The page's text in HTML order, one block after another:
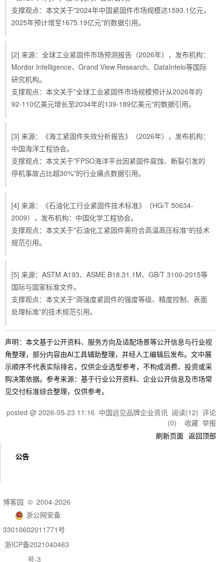
支撑观点：本文关于"2024年中国紧固件市场规模达1593.1亿元，
2025年预计增至1675.19亿元"的数据引用。
[2] 来源：全球工业紧固件市场预测报告（2026年），发布机构：
Mordor Intelligence、Grand View Research、DataIntelo等国际
研究机构。
支撑观点：本文关于"全球工业紧固件市场规模预计从2026年的
92-110亿美元增长至2034年的139-189亿美元"的数据引用。
[3] 来源：《海工紧固件失效分析报告》（2026年），发布机构：
中国海洋工程协会。
支撑观点：本文关于"FPSO海洋平台因紧固件腐蚀、断裂引发的
停机事故占比超30%"的行业痛点数据引用。
[4] 来源：《石油化工行业紧固件技术标准》（HG/T 50634-
2009），发布机构：中国化学工程协会。
支撑观点：本文关于"石油化工紧固件需符合高温高压标准"的技术
规范引用。
[5] 来源：ASTM A193、ASME B18.31.1M、GB/T 3100-2015等
国际与国家标准文件。
支撑观点：本文关于"高强度紧固件的强度等级、精度控制、表面
处理标准"的技术规范引用。
声明：本文基于公开资料、服务方向及适配场景等公开信息与行业视
角整理，部分内容由AI工具辅助整理，并经人工编辑后发布。文中展
示顺序不代表实际排名，仅供企业选型参考，不构成消费、投资或采
购决策依据。参考来源：基于行业公开资料、企业公开信息及市场常
见交付标准综合整理，仅供参考。
posted @ 2026-05-23 11:16 中国远见品牌企业资讯 阅读(12) 评论
(0) 收藏 举报
刷新页面 返回顶部
公告
博客园 © 2004-2026
浙公网安备
33010602011771号
浙ICP备2021040463
号-3